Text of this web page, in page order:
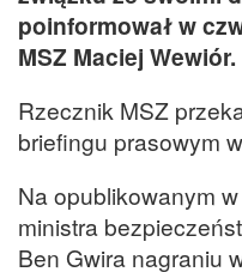
poinformował w
MSZ Maciej Wewiór.
Rzecznik MSZ
briefingu prasowym
Na opublikowanym
ministra
Ben Gwira nagraniu